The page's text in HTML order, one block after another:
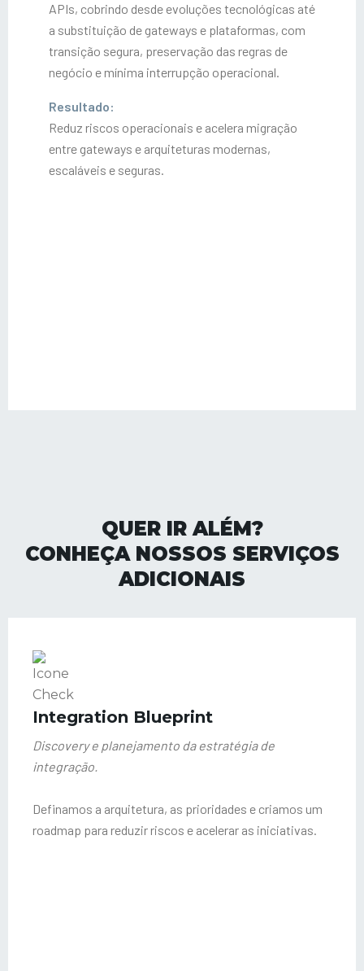
APIs, cobrindo desde evoluções tecnológicas até
a substituição de gateways e plataformas, com
transição segura, preservação das regras de
negócio e mínima interrupção operacional.
Resultado:
Reduz riscos operacionais e acelera migração
entre gateways e arquiteturas modernas,
escaláveis e seguras.
QUER IR ALÉM?
CONHEÇA NOSSOS SERVIÇOS
ADICIONAIS
Integration Blueprint
Discovery e planejamento da estratégia de
integração.
Definamos a arquitetura, as prioridades e criamos um
roadmap para reduzir riscos e acelerar as iniciativas.